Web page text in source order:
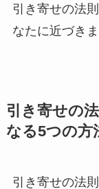
引き寄せの法
なたに近づきま
引き寄せの
なる5つの方
引き寄せの法